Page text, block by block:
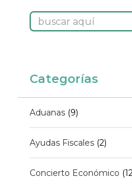
Categorías
Aduanas (9)
Ayudas Fiscales (2)
Concierto Económico